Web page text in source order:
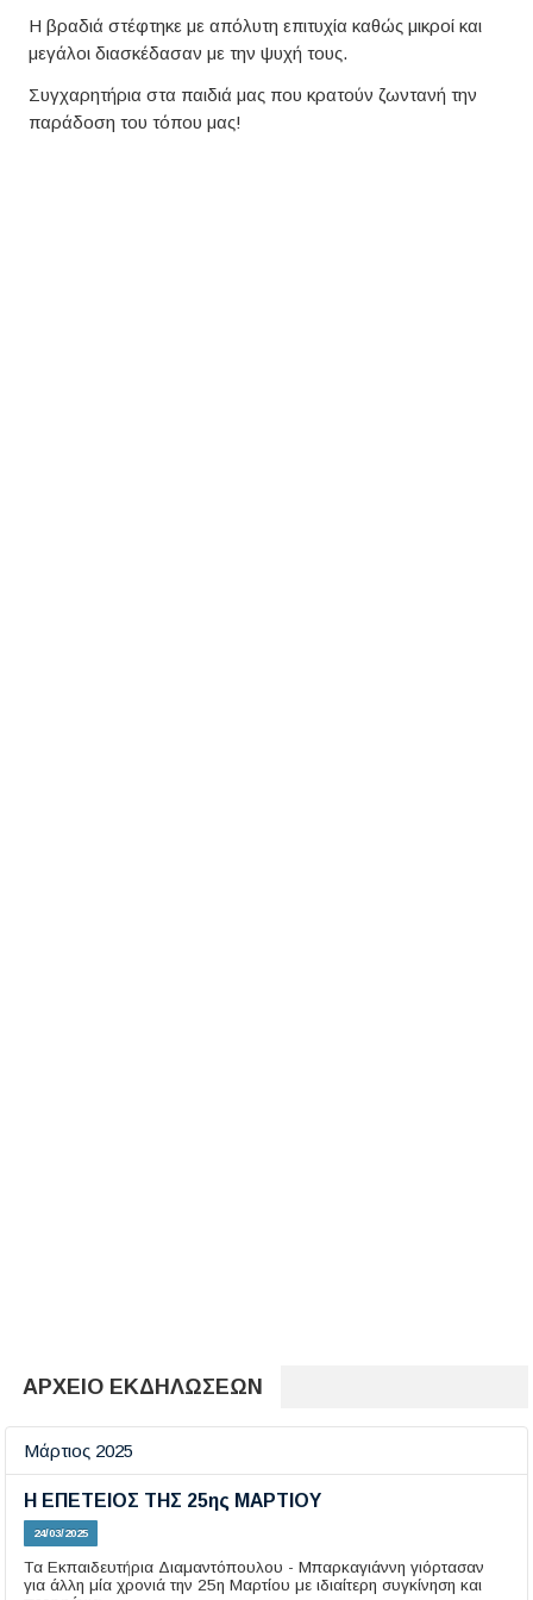
Η βραδιά στέφτηκε με απόλυτη επιτυχία καθώς μικροί και
μεγάλοι διασκέδασαν με την ψυχή τους.
Συγχαρητήρια στα παιδιά μας που κρατούν ζωντανή την
παράδοση του τόπου μας!
ΑΡΧΕΙΟ ΕΚΔΗΛΩΣΕΩΝ
Μάρτιος 2025
Η ΕΠΕΤΕΙΟΣ ΤΗΣ 25ης ΜΑΡΤΙΟΥ
24/03/2025
Τα Εκπαιδευτήρια Διαμαντόπουλου - Μπαρκαγιάννη γιόρτασαν
για άλλη μία χρονιά την 25η Μαρτίου με ιδιαίτερη συγκίνηση και